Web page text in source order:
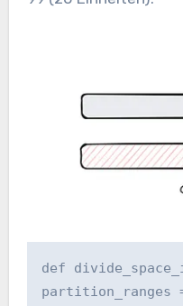
def
partition_ranges